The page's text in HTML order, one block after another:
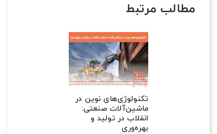
مطالب مرتبط
تکنولوژی‌های نوین در
ماشین‌آلات صنعتی:
انقلاب در تولید و
بهره‌وری